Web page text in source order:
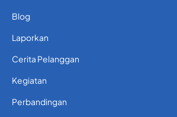
Blog
Laporkan
Cerita Pelanggan
Kegiatan
Perbandingan